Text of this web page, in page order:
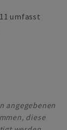
umfasst
angegebenen
diese